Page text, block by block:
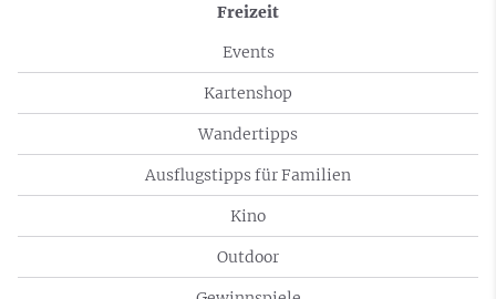
Freizeit
Events
Kartenshop
Wandertipps
Ausflugstipps für Familien
Kino
Outdoor